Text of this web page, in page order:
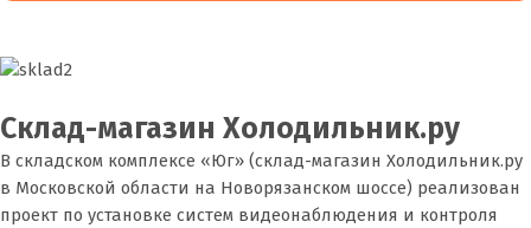
Склад-магазин Холодильник.ру
В складском комплексе «Юг» (склад-магазин Холодильник.ру
в Московской области на Новорязанском шоссе) реализован
проект по установке систем видеонаблюдения и контроля